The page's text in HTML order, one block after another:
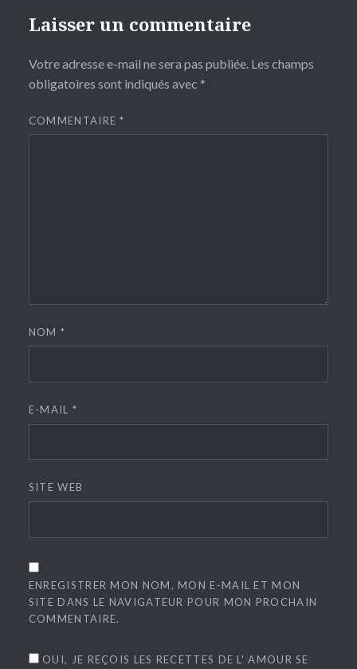
Laisser un commentaire
Votre adresse e-mail ne sera pas publiée. Les champs
obligatoires sont indiqués avec *
COMMENTAIRE*
NOM*
E-MAIL *
SITE WEB
ENREGISTRER MON NOM, MON E-MAIL ET MON
SITE DANS LE NAVIGATEUR POUR MON PROCHAIN
COMMENTAIRE.
OUI, JE REÇOIS LES RECETTES DE L' AMOUR SE